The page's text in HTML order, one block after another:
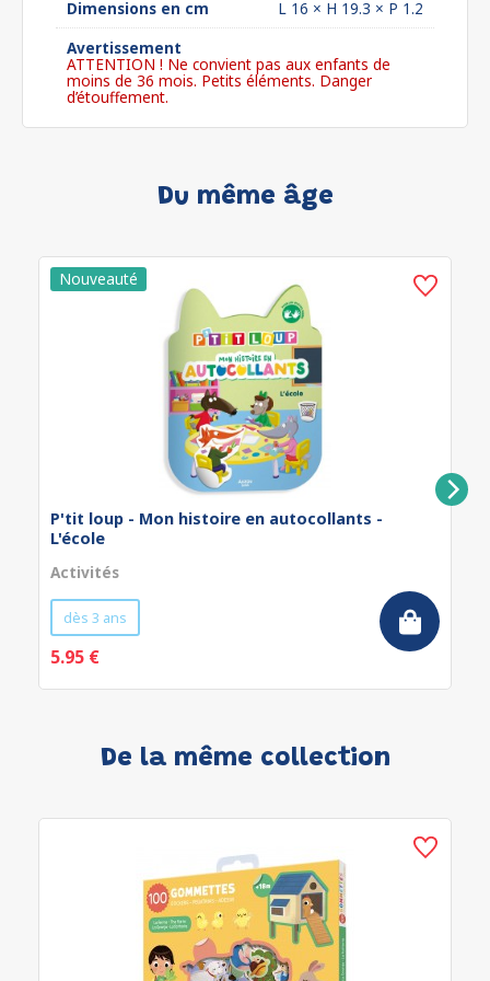
Dimensions en cm
L 16 × H 19.3 × P 1.2
Avertissement
ATTENTION ! Ne convient pas aux enfants de
moins de 36 mois. Petits éléments. Danger
d’étouffement.
Du même âge
P'tit loup - Mon histoire en autocollants -
L'école
Activités
dès 3 ans
5.95 €
De la même collection